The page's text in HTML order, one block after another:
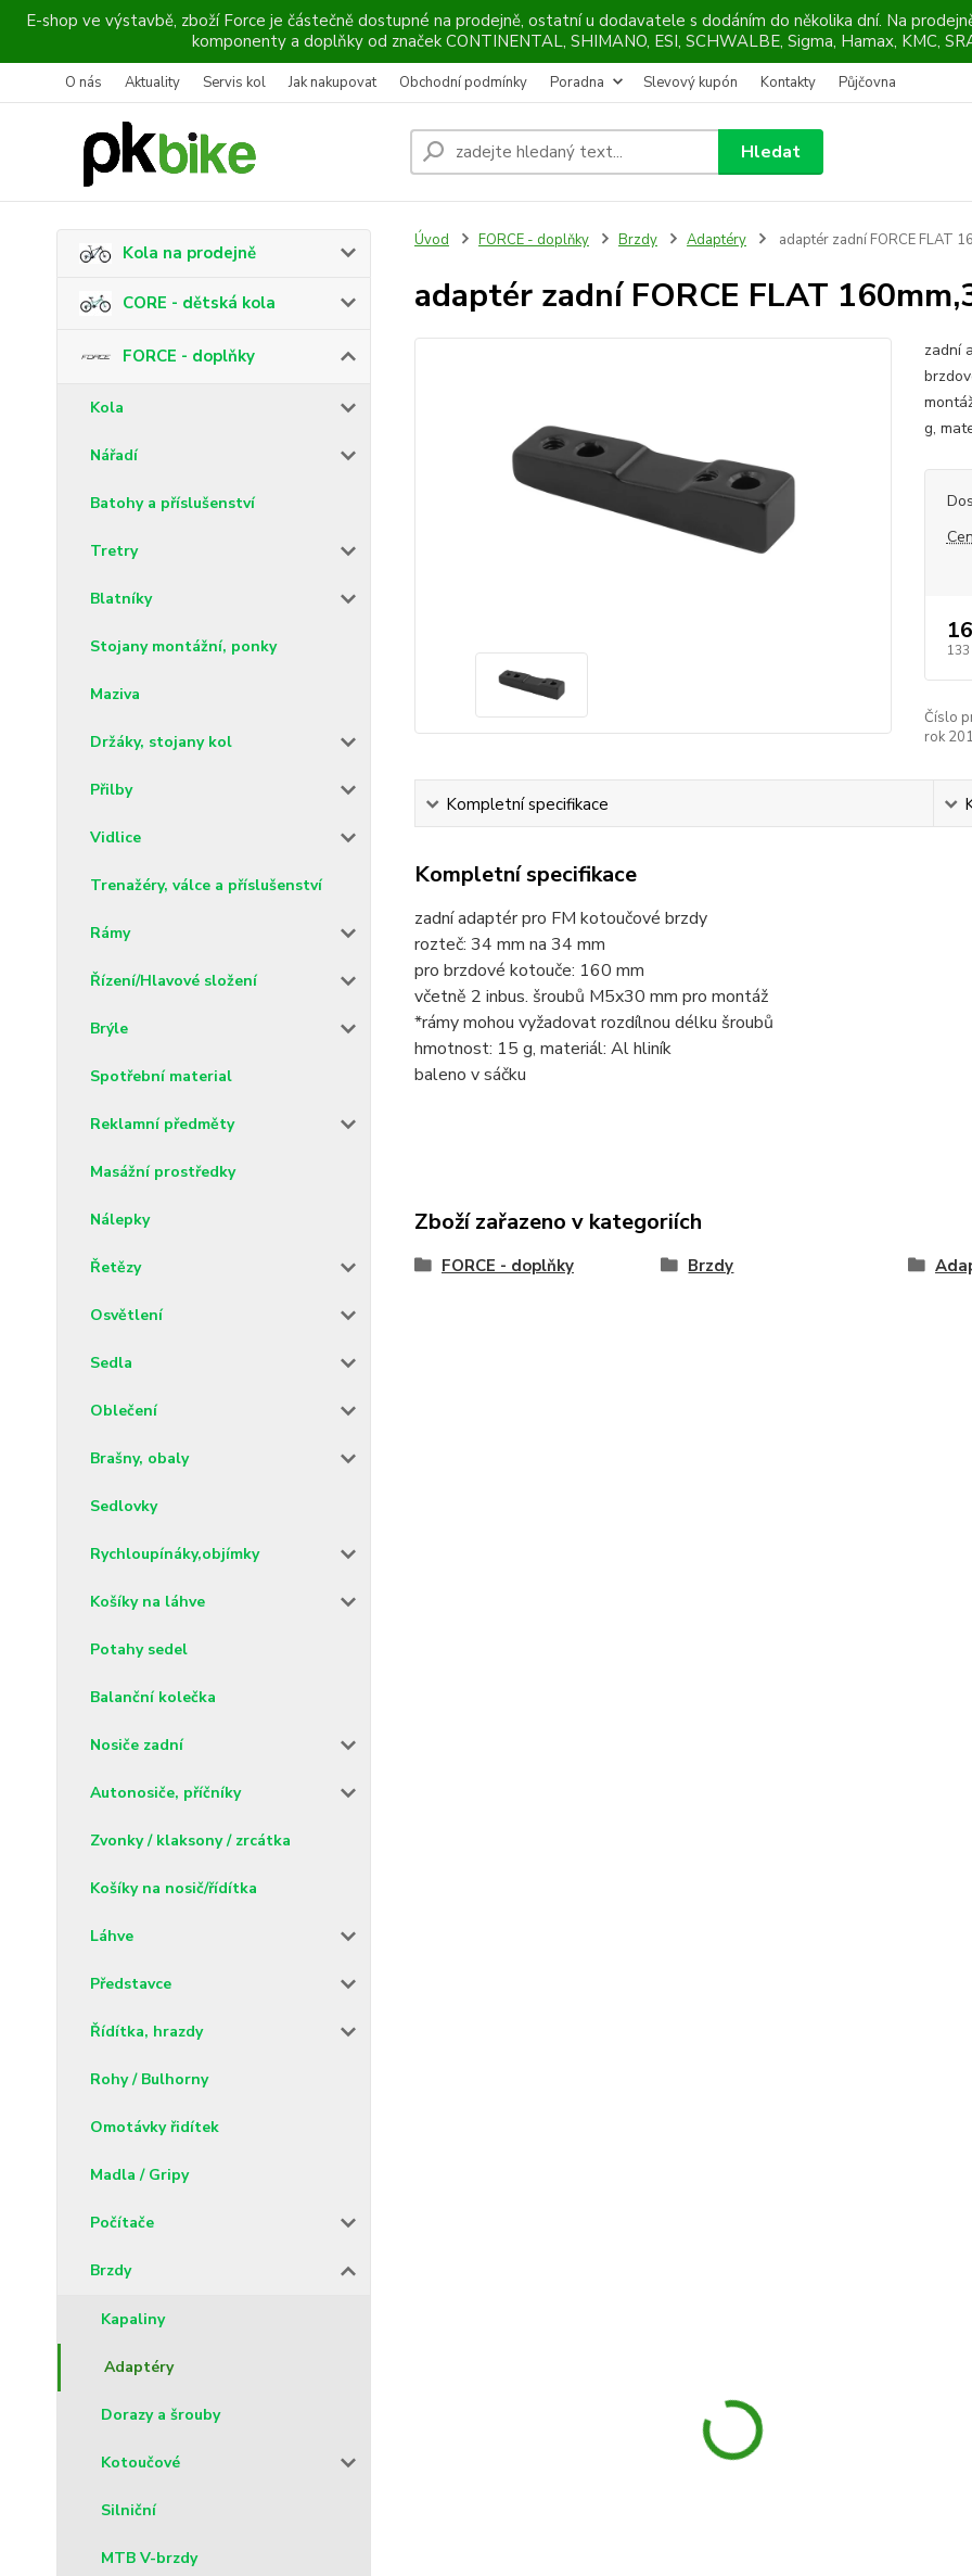
E-shop ve výstavbě, zboží Force je částečně dostupné na prodejně, ostatní u dodavatele s dodáním do několika dní. Na
komponenty a doplňky od značek CONTINENTAL, SHIMANO, ESI, SCHWALBE, Sigma, Hamax, KMC,
O nás Aktuality Servis kol Jak nakupovat Obchodní podmínky Poradna Slevový kupón Kontakty Půjčovna
Hledat
Kola na prodejně
CORE - dětská kola
FORCE - doplňky
Kola
Nářadí
Batohy a příslušenství
Tretry
Blatníky
Stojany montážní, ponky
Maziva
Držáky, stojany kol
Přilby
Vidlice
Trenažéry, válce a příslušenství
Rámy
Řízení/Hlavové složení
Brýle
Spotřební material
Reklamní předměty
Masážní prostředky
Nálepky
Řetězy
Osvětlení
Sedla
Oblečení
Brašny, obaly
Sedlovky
Rychloupínáky,objímky
Košíky na láhve
Potahy sedel
Balanční kolečka
Nosiče zadní
Autonosiče, příčníky
Zvonky / klaksony / zrcátka
Košíky na nosič/řídítka
Láhve
Představce
Řídítka, hrazdy
Rohy / Bulhorny
Omotávky řidítek
Madla / Gripy
Počítače
Brzdy
Kapaliny
Adaptéry
Dorazy a šrouby
Kotoučové
Silniční
MTB V-brzdy
Úvod FORCE - doplňky Brzdy Adaptéry adaptér zadní FORCE FLAT
adaptér zadní FORCE FLAT
zadní
g,
133
Číslo
rok
Kompletní specifikace
Kompletní specifikace
zadní adaptér pro FM kotoučové brzdy
rozteč: 34 mm na 34 mm
pro brzdové kotouče: 160 mm
včetně 2 inbus. šroubů M5x30 mm pro montáž
*rámy mohou vyžadovat rozdílnou délku šroubů
hmotnost: 15 g, materiál: Al hliník
baleno v sáčku
Zboží zařazeno v kategoriích
FORCE - doplňky Brzdy